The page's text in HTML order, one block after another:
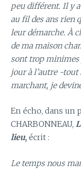
peu différent. Il y
au fil des ans rien
leur démarche. À
de ma maison
sont trop minimes
jour à l’autre -
marchant, je
En écho, dans un
CHARBONNEAU,
lieu,écrit :
Le temps nous